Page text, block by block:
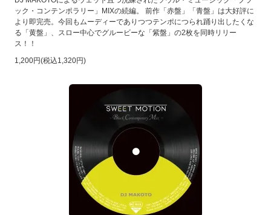
ック・コンテンポラリー」MIXの続編。 前作「赤盤」「青盤」は大好評に
より即完売。今回もムーディーでありつつテンポにつられ踊り出したくな
る「黄盤」、スロー中心でグルービーな「紫盤」の2枚を同時リリー
ス！！
1,200円(税込1,320円)